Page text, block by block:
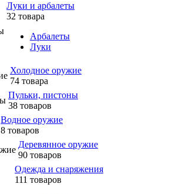
Луки и арбалеты
32 товара
Арбалеты
Луки
Холодное оружие
74 товара
Пульки, пистоны
38 товаров
Водное оружие
8 товаров
Деревянное оружие
90 товаров
Одежда и снаряжения
111 товаров